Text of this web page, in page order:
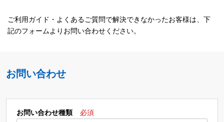
ご利用ガイド・よくあるご質問で解決できなかったお客様は、下
記のフォームよりお問い合わせください。
お問い合わせ
お問い合わせ種類 必須